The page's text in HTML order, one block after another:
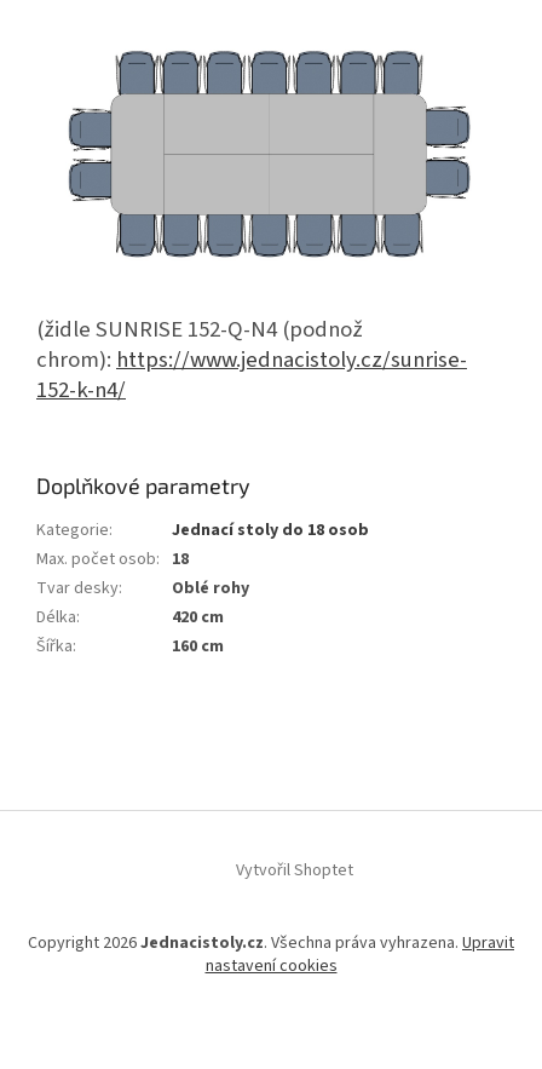
(židle SUNRISE 152-Q-N4 (podnož
chrom):https://www.jednacistoly.cz/sunrise-
152-k-n4/
Doplňkové parametry
Kategorie:
Jednací stoly do 18 osob
Max. počet osob: 18
Tvar desky:
Oblé rohy
Délka:
420 cm
Šířka: 160 cm
Vytvořil Shoptet
Copyright 2026Jednacistoly.cz. Všechna práva vyhrazena. Upravit
nastavení cookies